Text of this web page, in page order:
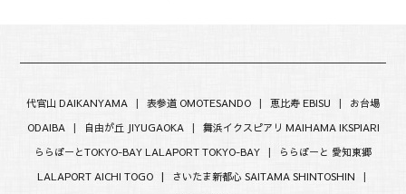
代官山 DAIKANYAMA | 表参道 OMOTESANDO | 恵比寿 EBISU | お台場
ODAIBA| 自由が丘 JIYUGAOKA | 舞浜イクスピアリ MAIHAMA IKSPIARI
ららぽーとTOKYO-BAY LALAPORT TOKYO-BAY |
ららぽーと 愛知東郷
LALAPORT AICHI TOGO |
さいたま新都心 SAITAMA SHINTOSHIN |